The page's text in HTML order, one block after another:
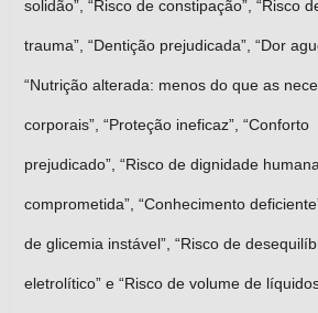
solidão”, “Risco de constipação”, “Risco
trauma”, “Dentição prejudicada”, “Dor
“Nutrição alterada: menos do que as
corporais”, “Proteção ineficaz”, “Conforto
prejudicado”, “Risco de dignidade
comprometida”, “Conhecimento
de glicemia instável”, “Risco de
eletrolítico” e “Risco de volume de